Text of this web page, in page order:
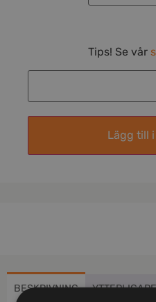
Tips! Se vår
Lägg till
BESKRIVNING